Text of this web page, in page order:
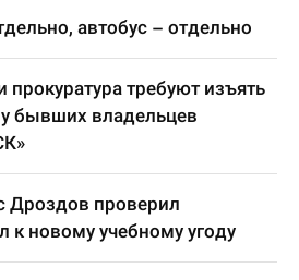
автобус – отдельно
требуют изъять
у бывших владельцев
Дроздов проверил
к новому учебному угоду